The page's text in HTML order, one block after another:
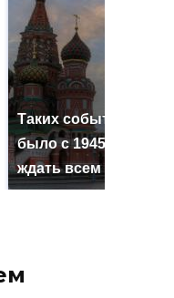
Таких событий не
было с 1945: чего
ждать всем нам?